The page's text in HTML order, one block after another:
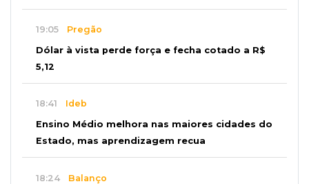
19:05 Pregão
Dólar à vista perde força e fecha cotado a R$
5,12
18:41 Ideb
Ensino Médio melhora nas maiores cidades do
Estado, mas aprendizagem recua
18:24 Balanço